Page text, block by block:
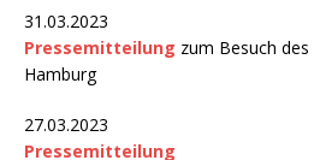
31.03.2023
Pressemitteilung zum Besuch
Hamburg
27.03.2023
Pressemitteilung